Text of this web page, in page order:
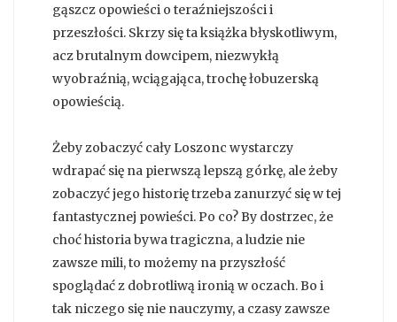
gąszcz opowieści o teraźniejszości i
przeszłości. Skrzy się ta książka błyskotliwym,
acz brutalnym dowcipem, niezwykłą
wyobraźnią, wciągająca, trochę łobuzerską
opowieścią.
Żeby zobaczyć cały Loszonc wystarczy
wdrapać się na pierwszą lepszą górkę, ale żeby
zobaczyć jego historię trzeba zanurzyć się w tej
fantastycznej powieści. Po co? By dostrzec, że
choć historia bywa tragiczna, a ludzie nie
zawsze mili, to możemy na przyszłość
spoglądać z dobrotliwą ironią w oczach. Bo i
tak niczego się nie nauczymy, a czasy zawsze